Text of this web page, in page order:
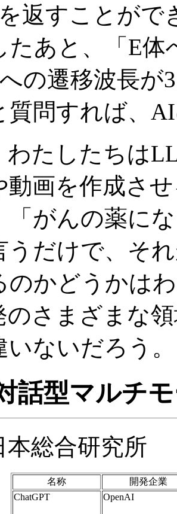
返すことが
たあと、「E
の遷移波長が
質問すれば、
たしたちは
動画を作成さ
「がんの薬に
うだけで、そ
のかどうかは
のさまざまな
いないだろう。
話型マルチ
本総合研究所
名称
開発企業
ChatGPT
OpenAI